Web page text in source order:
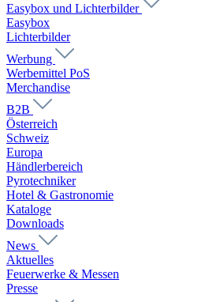
Easybox und Lichterbilder
Easybox
Lichterbilder
Werbung
Werbemittel PoS
Merchandise
B2B
Österreich
Schweiz
Europa
Händlerbereich
Pyrotechniker
Hotel & Gastronomie
Kataloge
Downloads
News
Aktuelles
Feuerwerke & Messen
Presse